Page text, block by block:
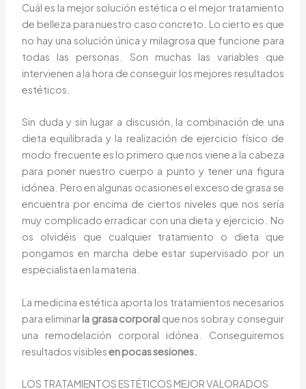
Cuál es la mejor solución estética o el mejor tratamiento
de belleza para nuestro caso concreto. Lo cierto es que
no hay una solución única y milagrosa que funcione para
todas las personas. Son muchas las variables que
intervienen a la hora de conseguir los mejores resultados
estéticos.
Sin duda y sin lugar a discusión, la combinación de una
dieta equilibrada y la realización de ejercicio físico de
modo frecuente es lo primero que nos viene a la cabeza
para poner nuestro cuerpo a punto y tener una figura
idónea. Pero en algunas ocasiones el exceso de grasa se
encuentra por encima de ciertos niveles que nos sería
muy complicado erradicar con una dieta y ejercicio. No
os olvidéis que cualquier tratamiento o dieta que
pongamos en marcha debe estar supervisado por un
especialista en la materia.
La medicina estética aporta los tratamientos necesarios
para eliminarla grasa corporal que nos sobra y conseguir
una remodelación corporal idónea. Conseguiremos
resultados visiblesen pocas sesiones.
LOS TRATAMIENTOS ESTÉTICOS MEJOR VALORADOS